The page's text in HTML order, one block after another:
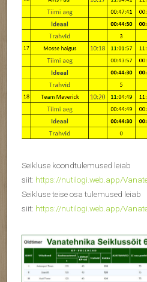
Seikluse koondtulemused leiab
siit: https://nutilogi.web.app/
Seikluse teise osa tulemused leiab
siit: https://nutilogi.web.app/